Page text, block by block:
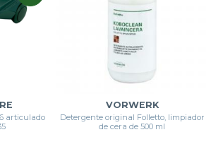
articulado
VORWERK
Detergente original Folletto, limpiador
de cera de 500 ml